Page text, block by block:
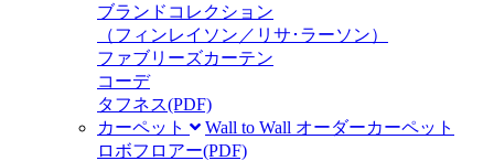
ブランドコレクション
（フィンレイソン／リサ･ラーソン）
ファブリーズカーテン
コーデ
タフネス(PDF)
カーペット
Wall to Wall オーダーカーペット
ロボフロアー(PDF)